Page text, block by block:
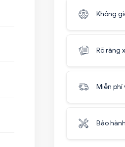
Không
Rõ ràng
Miễn phí
Bảo